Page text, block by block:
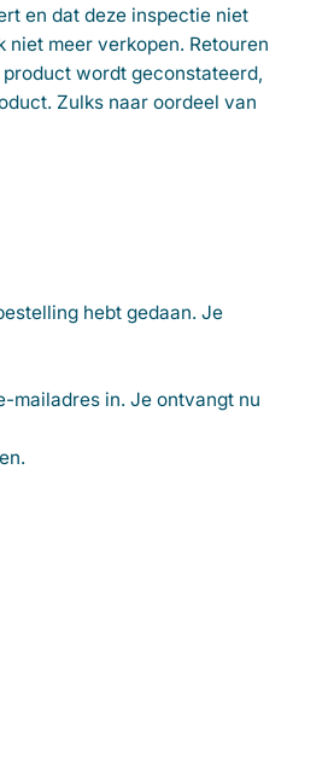
en dat deze inspectie niet
meer verkopen. Retouren
wordt geconstateerd,
Zulks naar oordeel van
hebt gedaan. Je
mailadres in. Je ontvangt nu